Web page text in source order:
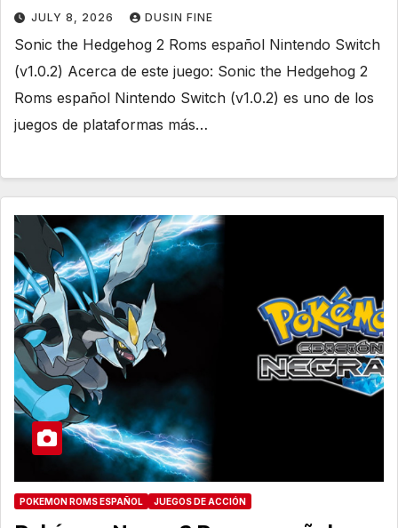
JULY 8, 2026 DUSIN FINE
Sonic the Hedgehog 2 Roms español Nintendo Switch
(v1.0.2) Acerca de este juego: Sonic the Hedgehog 2
Roms español Nintendo Switch (v1.0.2) es uno de los
juegos de plataformas más…
POKEMON ROMS ESPAÑOL JUEGOS DE ACCIÓN